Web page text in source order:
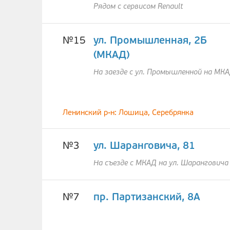
Рядом с сервисом Renault
№15
ул. Промышленная, 2Б
(МКАД)
На заезде с ул. Промышленной на
Ленинский р-н: Лошица, Серебрянка
№3 ул. Шаранговича, 81
На съезде с МКАД на ул. Шаранговича
№7 пр. Партизанский, 8А